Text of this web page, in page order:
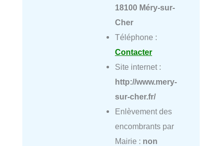
18100 Méry-sur-
Cher
Téléphone :
Contacter
Site internet :
http://www.mery-
sur-cher.fr/
Enlèvement des
encombrants par
Mairie : non